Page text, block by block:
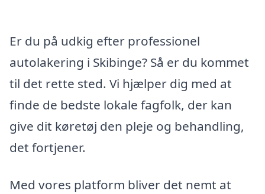
Er du på udkig efter professionel
autolakering i Skibinge? Så er du kommet
til det rette sted. Vi hjælper dig med at
finde de bedste lokale fagfolk, der kan
give dit køretøj den pleje og behandling,
det fortjener.
Med vores platform bliver det nemt at